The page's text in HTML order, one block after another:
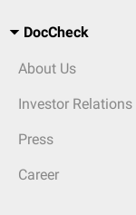
DocCheck
About Us
Investor Relations
Press
Career